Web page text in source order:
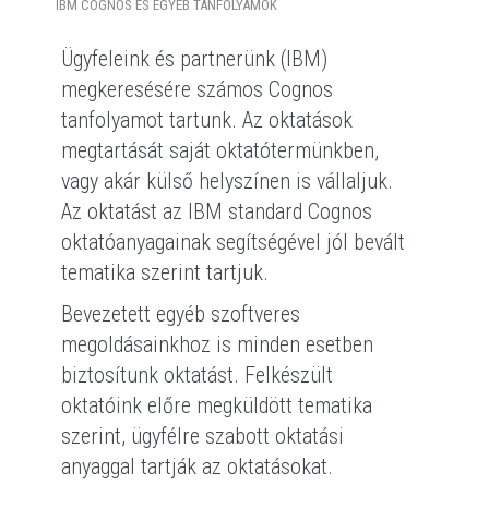
IBM COGNOS ÉS EGYÉB TANFOLYAMOK
Ügyfeleink és partnerünk (IBM)
megkeresésére számos Cognos
tanfolyamot tartunk. Az oktatások
megtartását saját oktatótermünkben,
vagy akár külső helyszínen is vállaljuk.
Az oktatást az IBM standard Cognos
oktatóanyagainak segítségével jól bevált
tematika szerint tartjuk.
Bevezetett egyéb szoftveres
megoldásainkhoz is minden esetben
biztosítunk oktatást. Felkészült
oktatóink előre megküldött tematika
szerint, ügyfélre szabott oktatási
anyaggal tartják az oktatásokat.